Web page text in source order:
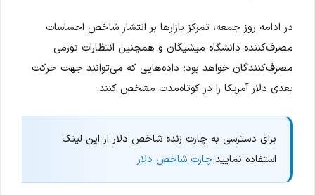
در ادامه روز جمعه، تمرکز بازارها بر انتشار شاخص احساسات
مصرف‌کننده دانشگاه میشیگان و همچنین انتظارات تورمی
مصرف‌کنندگان خواهد بود؛ داده‌هایی که می‌توانند جهت حرکت
بعدی دلار آمریکا را در کوتاه‌مدت مشخص کنند.
برای دسترسی به چارت زنده شاخص دلار از این لینک
استفاده نمایید:چارت شاخص دلار